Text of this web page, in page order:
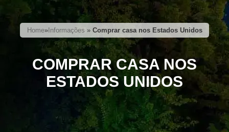
Home»Informações » Comprar casa nos Estados Unidos
COMPRAR CASA NOS
ESTADOS UNIDOS